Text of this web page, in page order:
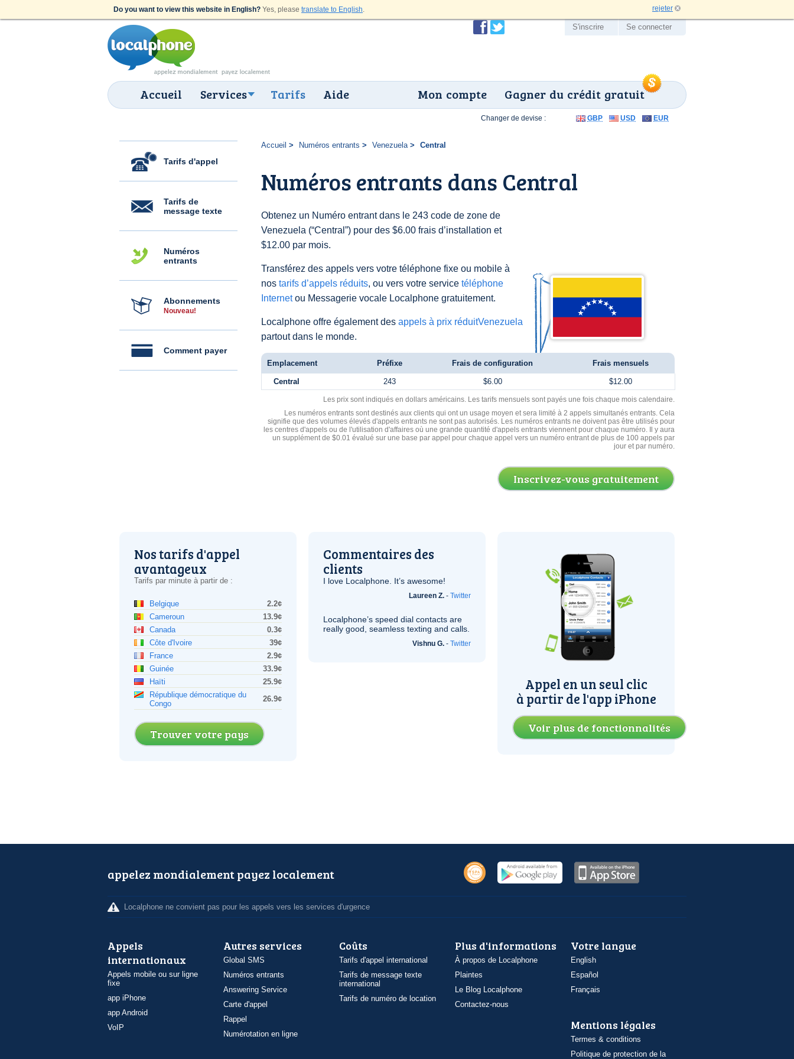
Do you want to view this website in English? Yes, please translate to English. rejeter
Accueil Services Tarifs Aide Gagner du crédit gratuit
Mon compte
S'inscrire Se connecter
Tarifs d'appel
Tarifs de
message texte
Numéros
entrants
Abonnements
Nouveau!
Comment payer
Accueil Numéros entrants Venezuela Central
Numéros entrants dans Central
Obtenez un Numéro entrant dans le 243 code de zone de
Venezuela (“Central”) pour des $6.00 frais d’installation et
$12.00 par mois.
Transférez des appels vers votre téléphone fixe ou mobile à
nos tarifs d’appels réduits, ou vers votre service téléphone
Internetou Messagerie vocale Localphone gratuitement.
Localphone offre également des appels à prix réduitVenezuela
partout dans le monde.
Changer de devise : GBP USD EUR
Emplacement Préfixe Frais de configuration Frais mensuels
Central 243 $6.00 $12.00
Les prix sont indiqués en dollars américains. Les tarifs mensuels sont payés une fois chaque mois calendaire.
Les numéros entrants sont destinés aux clients qui ont un usage moyen et sera limité à 2 appels simultanés entrants. Cela
signifie que des volumes élevés d'appels entrants ne sont pas autorisés. Les numéros entrants ne doivent pas être utilisés pour
les centres d'appels ou de l'utilisation d'affaires où une grande quantité d'appels entrants viennent pour chaque numéro. Il y aura
un supplément de $0.01 évalué sur une base par appel pour chaque appel vers un numéro entrant de plus de 100 appels par
jour et par numéro.
Inscrivez-vous gratuitement
Nos tarifs d'appel
avantageux
Tarifs par minute à partir de :
Belgique
2.2¢
Cameroun
13.9¢
Canada
0.3¢
Côte d'Ivoire
39¢
France
2.9¢
Guinée
33.9¢
Haïti
25.9¢
République démocratique du
Congo
26.9¢
Trouver votre pays
Commentaires des
clients
I love Localphone. It’s awesome!
Laureen Z. - Twitter
Localphone’s speed dial contacts are
really good, seamless texting and calls.
Vishnu G. - Twitter
Appel en un seul clic
à partir de l'app iPhone
Voir plus de fonctionnalités
appelez mondialement payez localement
Localphone ne convient pas pour les appels vers les services d'urgence
Appels
internationaux
Appels mobile ou sur ligne
fixe
app iPhone
app Android
VoIP
Autres services
Global SMS
Numéros entrants
Answering Service
Carte d'appel
Rappel
Numérotation en ligne
Coûts
Tarifs d'appel international
Tarifs de message texte
international
Tarifs de numéro de location
Plus d'informations
À propos de Localphone
Plaintes
Le Blog Localphone
Contactez-nous
Votre langue
English
Español
Français
Mentions légales
Termes & conditions
Politique de protection de la